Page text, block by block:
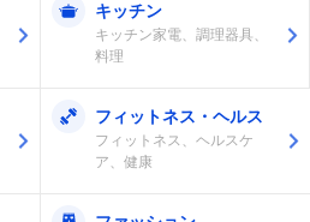
キッチン
キッチン家電、調理器具、
料理
フィットネス・ヘルス
フィットネス、ヘルスケ
ア、健康